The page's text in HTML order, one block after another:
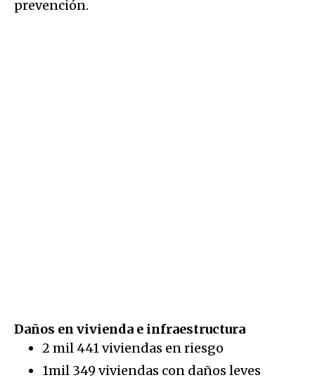
prevención.
Daños en vivienda e infraestructura
2 mil 441 viviendas en riesgo
1mil 349 viviendas con daños leves